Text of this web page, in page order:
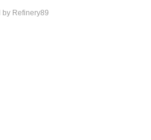
by Refinery89